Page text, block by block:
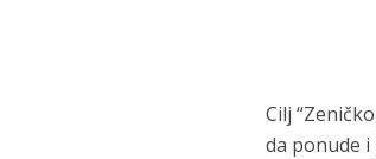
Cilj
da ponude